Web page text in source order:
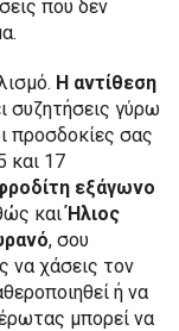
που δεν
Η αντίθεση
συζητήσεις γύρω
προσδοκίες σας
και 17
εξάγωνο
καιΉλιος
, σου
να χάσεις τον
ή να
μπορεί να